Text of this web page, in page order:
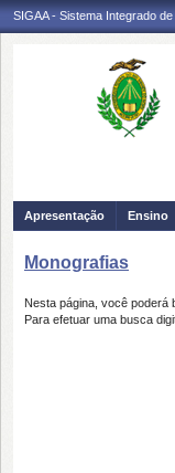
SIGAA - Sistema Integrado
Apresentação Ensino
Monografias
Nesta página, você
Para efetuar uma busca